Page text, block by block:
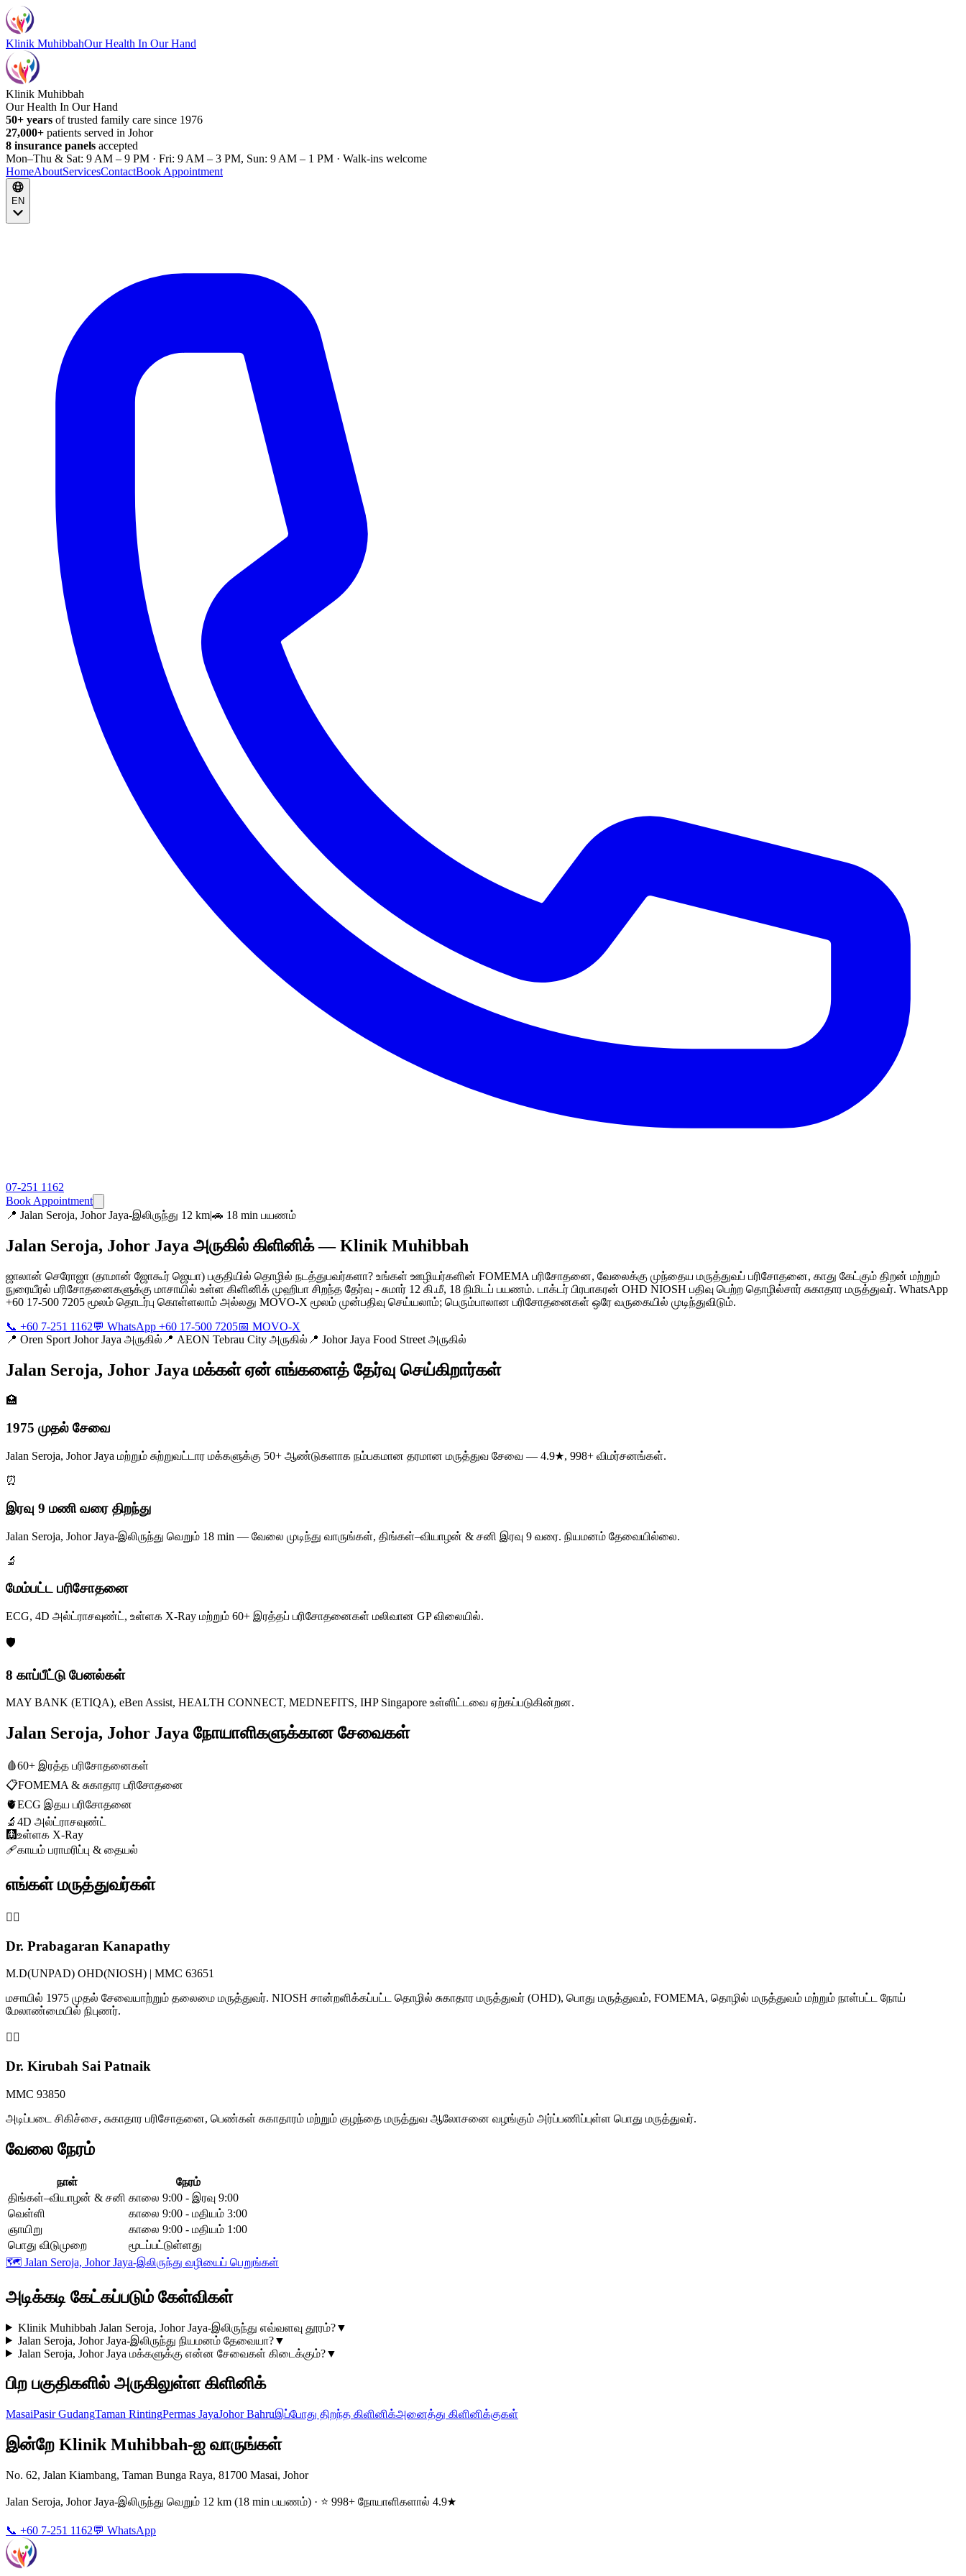
Klinik MuhibbahOur Health In Our Hand
Klinik Muhibbah
Our Health In Our Hand
50+ years of trusted family care since 1976
27,000+ patients served in Johor
8 insurance panels accepted
Mon–Thu & Sat: 9 AM – 9 PM · Fri: 9 AM – 3 PM, Sun: 9 AM – 1 PM · Walk-ins welcome
HomeAboutServicesContactBook Appointment
EN
07-251 1162
Book Appointment
📍 Jalan Seroja, Johor Jaya-இலிருந்து 12 km|🚗 18 min பயணம்
Jalan Seroja, Johor Jaya அருகில் கிளினிக் — Klinik Muhibbah
ஜாலான் செரோஜா (தாமான் ஜோகூர் ஜெயா) பகுதியில் தொழில் நடத்துபவர்களா? உங்கள் ஊழியர்களின் FOMEMA பரிசோதனை, வேலைக்கு முந்தைய மருத்துவப் பரிசோதனை, காது கேட்கும் திறன் மற்றும்
நுரையீரல் பரிசோதனைகளுக்கு மாசாயில் உள்ள கிளினிக் முஹிபா சிறந்த தேர்வு - சுமார் 12 கி.மீ, 18 நிமிடப் பயணம். டாக்டர் பிரபாகரன் OHD NIOSH பதிவு பெற்ற தொழில்சார் சுகாதார மருத்துவர். WhatsApp
+60 17-500 7205 மூலம் தொடர்பு கொள்ளலாம் அல்லது MOVO-X மூலம் முன்பதிவு செய்யலாம்; பெரும்பாலான பரிசோதனைகள் ஒரே வருகையில் முடிந்துவிடும்.
📞 +60 7-251 1162💬 WhatsApp +60 17-500 7205📅 MOVO-X
📍 Oren Sport Johor Jaya அருகில் 📍 AEON Tebrau City அருகில் 📍 Johor Jaya Food Street அருகில்
Jalan Seroja, Johor Jaya மக்கள் ஏன் எங்களைத் தேர்வு செய்கிறார்கள்
🏥
1975 முதல் சேவை
Jalan Seroja, Johor Jaya மற்றும் சுற்றுவட்டார மக்களுக்கு 50+ ஆண்டுகளாக நம்பகமான தரமான மருத்துவ சேவை — 4.9★, 998+ விமர்சனங்கள்.
⏰
இரவு 9 மணி வரை திறந்து
Jalan Seroja, Johor Jaya-இலிருந்து வெறும் 18 min — வேலை முடிந்து வாருங்கள், திங்கள்–வியாழன் & சனி இரவு 9 வரை. நியமனம் தேவையில்லை.
🔬
மேம்பட்ட பரிசோதனை
ECG, 4D அல்ட்ராசவுண்ட், உள்ளக X-Ray மற்றும் 60+ இரத்தப் பரிசோதனைகள் மலிவான GP விலையில்.
🛡️
8 காப்பீட்டு பேனல்கள்
MAY BANK (ETIQA), eBen Assist, HEALTH CONNECT, MEDNEFITS, IHP Singapore உள்ளிட்டவை ஏற்கப்படுகின்றன.
Jalan Seroja, Johor Jaya நோயாளிகளுக்கான சேவைகள்
🩸60+ இரத்த பரிசோதனைகள்
📋FOMEMA & சுகாதார பரிசோதனை
🫀ECG இதய பரிசோதனை
🔬 4D அல்ட்ராசவுண்ட்
🩻உள்ளக X-Ray
🩹காயம் பராமரிப்பு & தையல்
எங்கள் மருத்துவர்கள்
👨‍⚕️
Dr. Prabagaran Kanapathy
M.D(UNPAD) OHD(NIOSH) | MMC 63651
மசாயில் 1975 முதல் சேவையாற்றும் தலைமை மருத்துவர். NIOSH சான்றளிக்கப்பட்ட தொழில் சுகாதார மருத்துவர் (OHD), பொது மருத்துவம், FOMEMA, தொழில் மருத்துவம் மற்றும் நாள்பட்ட நோய்
மேலாண்மையில் நிபுணர்.
👩‍⚕️
Dr. Kirubah Sai Patnaik
MMC 93850
அடிப்படை சிகிச்சை, சுகாதார பரிசோதனை, பெண்கள் சுகாதாரம் மற்றும் குழந்தை மருத்துவ ஆலோசனை வழங்கும் அர்ப்பணிப்புள்ள பொது மருத்துவர்.
வேலை நேரம்
நாள்
நேரம்
திங்கள்–வியாழன் & சனி காலை 9:00 - இரவு 9:00
வெள்ளி
காலை 9:00 - மதியம் 3:00
ஞாயிறு
காலை 9:00 - மதியம் 1:00
பொது விடுமுறை
மூடப்பட்டுள்ளது
🗺️ Jalan Seroja, Johor Jaya-இலிருந்து வழியைப் பெறுங்கள்
அடிக்கடி கேட்கப்படும் கேள்விகள்
Klinik Muhibbah Jalan Seroja, Johor Jaya-இலிருந்து எவ்வளவு தூரம்?▼
Jalan Seroja, Johor Jaya-இலிருந்து நியமனம் தேவையா?▼
Jalan Seroja, Johor Jaya மக்களுக்கு என்ன சேவைகள் கிடைக்கும்?▼
பிற பகுதிகளில் அருகிலுள்ள கிளினிக்
MasaiPasir GudangTaman RintingPermas JayaJohor Bahruஇப்போது திறந்த கிளினிக்அனைத்து கிளினிக்குகள்
இன்றே Klinik Muhibbah-ஐ வாருங்கள்
No. 62, Jalan Kiambang, Taman Bunga Raya, 81700 Masai, Johor
Jalan Seroja, Johor Jaya-இலிருந்து வெறும் 12 km (18 min பயணம்) · ⭐ 998+ நோயாளிகளால் 4.9★
📞 +60 7-251 1162💬 WhatsApp